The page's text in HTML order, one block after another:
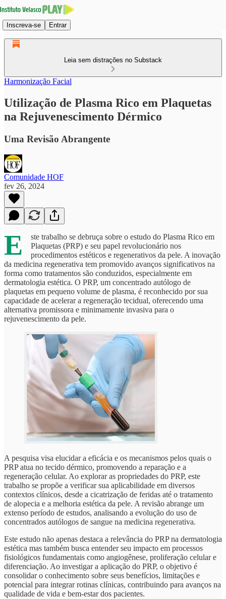
Inscreva-se Entrar
Leia sem distrações no Substack
Harmonização Facial
Utilização de Plasma Rico em Plaquetas
na Rejuvenescimento Dérmico
Uma Revisão Abrangente
Comunidade HOF
fev 26, 2024
E
ste trabalho se debruça sobre o estudo do Plasma Rico em
Plaquetas (PRP) e seu papel revolucionário nos
procedimentos estéticos e regenerativos da pele. A inovação
da medicina regenerativa tem promovido avanços significativos na
forma como tratamentos são conduzidos, especialmente em
dermatologia estética. O PRP, um concentrado autólogo de
plaquetas em pequeno volume de plasma, é reconhecido por sua
capacidade de acelerar a regeneração tecidual, oferecendo uma
alternativa promissora e minimamente invasiva para o
rejuvenescimento da pele.
A pesquisa visa elucidar a eficácia e os mecanismos pelos quais o
PRP atua no tecido dérmico, promovendo a reparação e a
regeneração celular. Ao explorar as propriedades do PRP, este
trabalho se propõe a verificar sua aplicabilidade em diversos
contextos clínicos, desde a cicatrização de feridas até o tratamento
de alopecia e a melhoria estética da pele. A revisão abrange um
extenso período de estudos, analisando a evolução do uso de
concentrados autólogos de sangue na medicina regenerativa.
Este estudo não apenas destaca a relevância do PRP na dermatologia
estética mas também busca entender seu impacto em processos
fisiológicos fundamentais como angiogênese, proliferação celular e
diferenciação. Ao investigar a aplicação do PRP, o objetivo é
consolidar o conhecimento sobre seus benefícios, limitações e
potencial para integrar rotinas clínicas, contribuindo para avanços na
qualidade de vida e bem-estar dos pacientes.